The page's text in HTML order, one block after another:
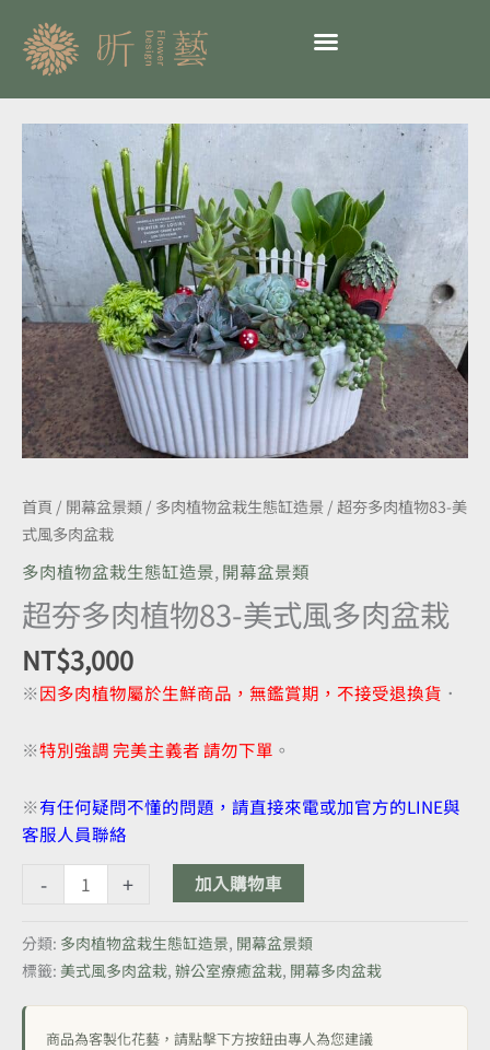
要
首頁 / 開幕盆景類/ 多肉植物盆栽生態缸造景/ 超夯多肉植物83-美
式風多肉盆栽
多肉植物盆栽生態缸造景, 開幕盆景類
超夯多肉植物83-美式風多肉盆栽
NT$3,000
※因多肉植物屬於生鮮商品，無鑑賞期，不接受退換貨 ．
※特別強調 完美主義者 請勿下單 。
※有任何疑問不懂的問題，請直接來電或加官方的LINE與
客服人員聯絡
-
超
肉
植
物
83-
美
式
風
多
肉
盆
數
量
+ 加入購物車
分類: 多肉植物盆栽生態缸造景, 開幕盆景類
標籤: 美式風多肉盆栽, 辦公室療癒盆栽, 開幕多肉盆栽
商品為客製化花藝，請點擊下方按鈕由專人為您建議